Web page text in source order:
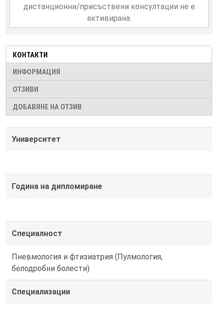
дистанционни/присъствени консултации не е
активирана.
КОНТАКТИ
ИНФОРМАЦИЯ
ОТЗИВИ
ДОБАВЯНЕ НА ОТЗИВ
Университет
Година на дипломиране
Специалност
Пневмология и фтизиатрия (Пулмология,
белодробни болести)
Специализации